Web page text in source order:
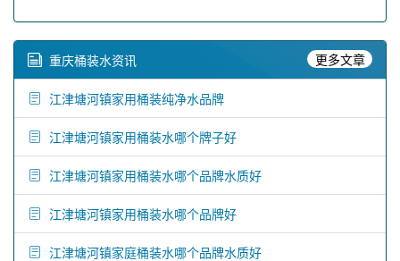
重庆桶装水资讯 更多文章
江津塘河镇家用桶装纯净水品牌
江津塘河镇家用桶装水哪个牌子好
江津塘河镇家用桶装水哪个品牌水质好
江津塘河镇家用桶装水哪个品牌好
江津塘河镇家庭桶装水哪个品牌水质好